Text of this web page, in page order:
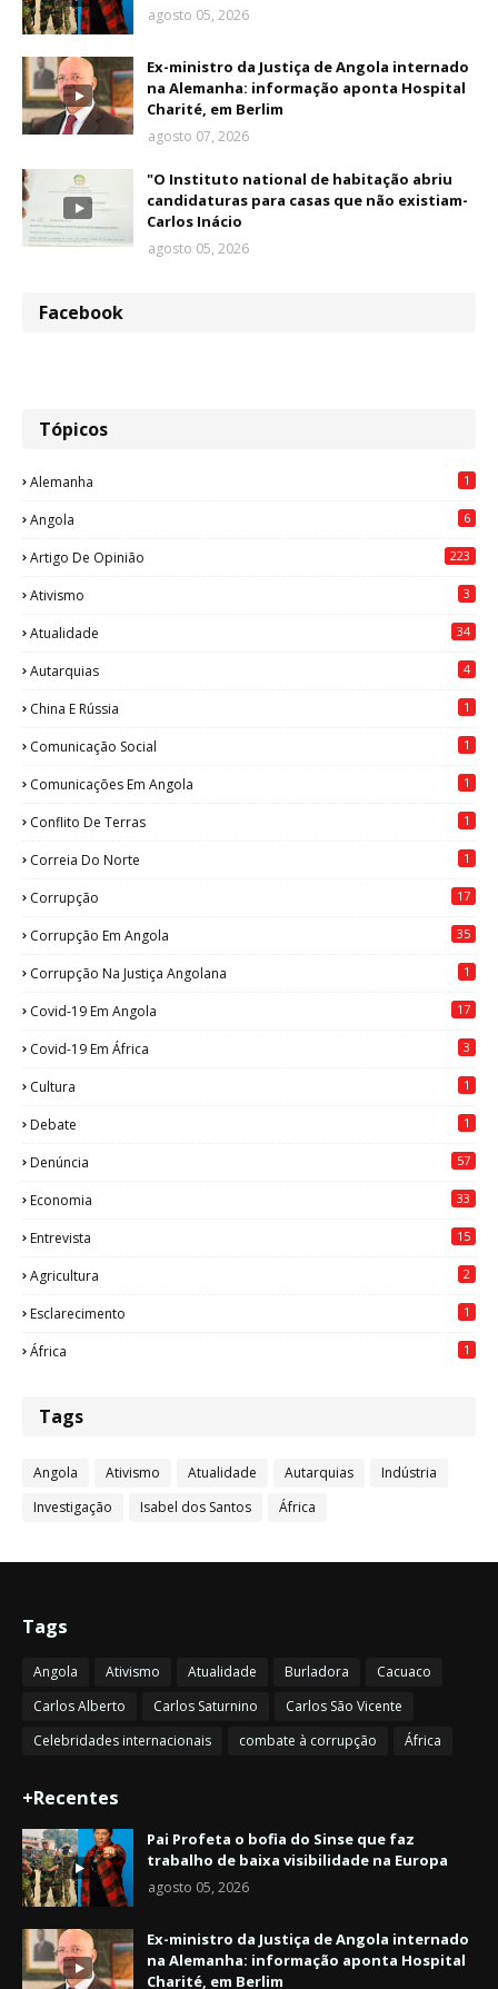
agosto 05, 2026
Ex-ministro da Justiça de Angola internado
na Alemanha: informação aponta Hospital
Charité, em Berlim
agosto 07, 2026
"O Instituto national de habitação abriu
candidaturas para casas que não existiam-
Carlos Inácio
agosto 05, 2026
Facebook
Tópicos
Alemanha 1
Angola 6
Artigo De Opinião 223
Ativismo 3
Atualidade 34
Autarquias 4
China E Rússia 1
Comunicação Social 1
Comunicações Em Angola 1
Conflito De Terras 1
Correia Do Norte 1
Corrupção 17
Corrupção Em Angola 35
Corrupção Na Justiça Angolana 1
Covid-19 Em Angola 17
Covid-19 Em África 3
Cultura 1
Debate 1
Denúncia 57
Economia 33
Entrevista 15
Agricultura 2
Esclarecimento 1
África 1
Tags
Angola Ativismo Atualidade Autarquias
Indústria
Investigação
Isabel dos Santos África
Tags
Angola Ativismo Atualidade Burladora
Cacuaco
Carlos Alberto
Carlos Saturnino
Carlos São Vicente
Celebridades internacionais
combate à corrupção África
+Recentes
Pai Profeta o bofia do Sinse que faz
trabalho de baixa visibilidade na Europa
agosto 05, 2026
Ex-ministro da Justiça de Angola internado
na Alemanha: informação aponta Hospital
Charité, em Berlim